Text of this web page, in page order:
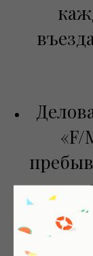
«F/